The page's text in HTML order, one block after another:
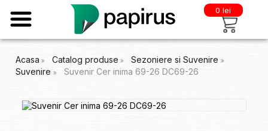
0 lei
Acasa Catalog produse
Sezoniere si Suvenire
Suvenire
Suvenir Cer inima 69-26 DC69-26